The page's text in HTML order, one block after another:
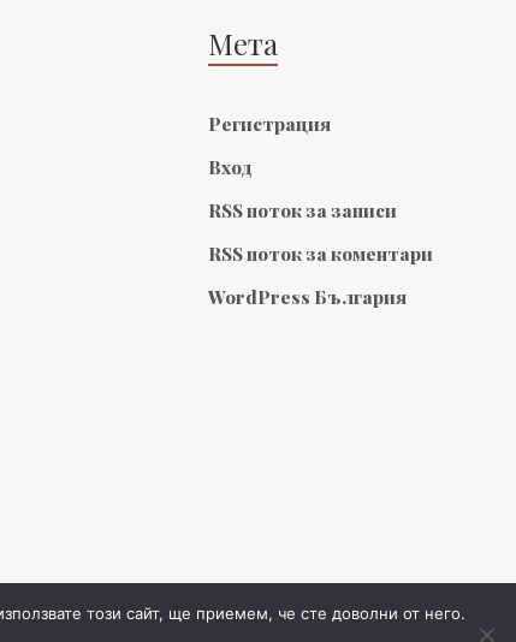
Мета
Регистрация
Вход
RSS поток за записи
RSS поток за коментари
WordPress България
този сайт, ще приемем, че сте доволни от него.